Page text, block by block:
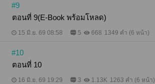
#9
ตอนที่ 9(E-Book พร้อมโหลด)
15 มิ.ย. 69 08:58 5 668 1349 คำ (6 หน้า)
#10
ตอนที่ 10
16 มิ.ย. 69 19:29 3 1.13K 1263 คำ (6 หน้า)